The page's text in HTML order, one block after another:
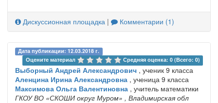
Дискуссионная площадка | Комментарии (1)
Дата публикации: 12.03.2018 г.
Оцените материал
Средняя оценка: 0 (Всего: 0)
Выборный Андрей Александрович , ученик 9 класса
Аленцина Ирина Александровна , ученица 9 класса
Максимова Ольга Валентиновна , учитель математики
ГКОУ ВО «СКОШИ округ Муром» , Владимирская обл